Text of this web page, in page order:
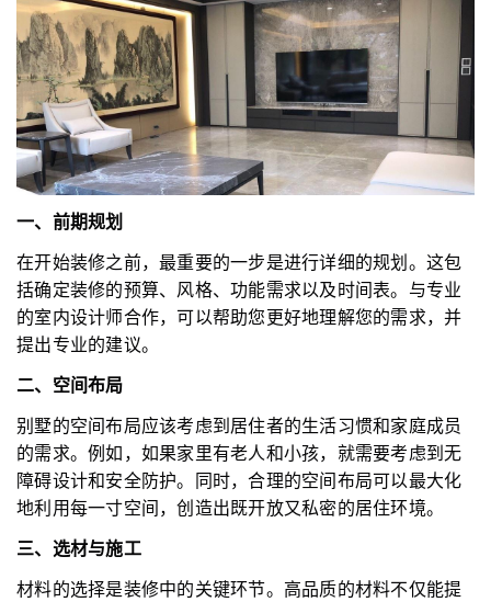
一、前期规划
在开始装修之前，最重要的一步是进行详细的规划。这包
括确定装修的预算、风格、功能需求以及时间表。与专业
的室内设计师合作，可以帮助您更好地理解您的需求，并
提出专业的建议。
二、空间布局
别墅的空间布局应该考虑到居住者的生活习惯和家庭成员
的需求。例如，如果家里有老人和小孩，就需要考虑到无
障碍设计和安全防护。同时，合理的空间布局可以最大化
地利用每一寸空间，创造出既开放又私密的居住环境。
三、选材与施工
材料的选择是装修中的关键环节。高品质的材料不仅能提